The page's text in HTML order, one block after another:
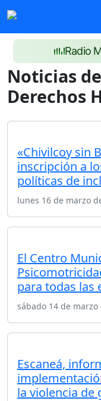
Radio
Noticias
Derechos
«Chivilcoy sin
inscripción a
políticas de
lunes 16 de marzo
El Centro
para todas las
sábado 14 de marzo
Escaneá,
la violencia de